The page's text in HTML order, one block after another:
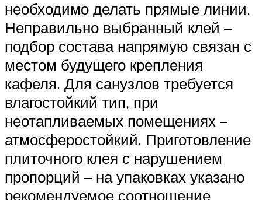
необходимо делать прямые линии.
Неправильно выбранный клей –
подбор состава напрямую связан с
местом будущего крепления
кафеля. Для санузлов требуется
влагостойкий тип, при
неотапливаемых помещениях –
атмосферостойкий. Приготовление
плиточного клея с нарушением
пропорций – на упаковках указано
рекомендуемое соотношение